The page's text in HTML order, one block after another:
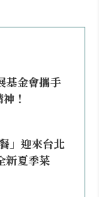
基金會攜手
！
」迎來台北
新夏季菜